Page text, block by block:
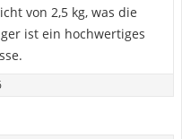
von 2,5 kg, was die
ist ein hochwertiges